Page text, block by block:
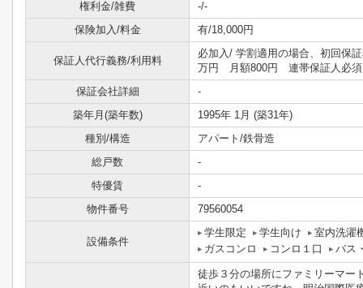
権利金/雑費
-/-
保険加入/料金
有/18,000円
保証人代行義務/利用料
必加入/ 学割適用の場合、初回保
万円 月額800円 連帯保証人必須
保証会社詳細
-
築年月(築年数)
1995年 1月 (築31年)
種別/構造
アパート/鉄骨造
総戸数
-
特優賃
-
物件番号
79560054
設備条件
学生限定 学生向け
室内洗濯
ガスコンロ
コンロ１口 バス
徒歩３分の場所にファミリーマー